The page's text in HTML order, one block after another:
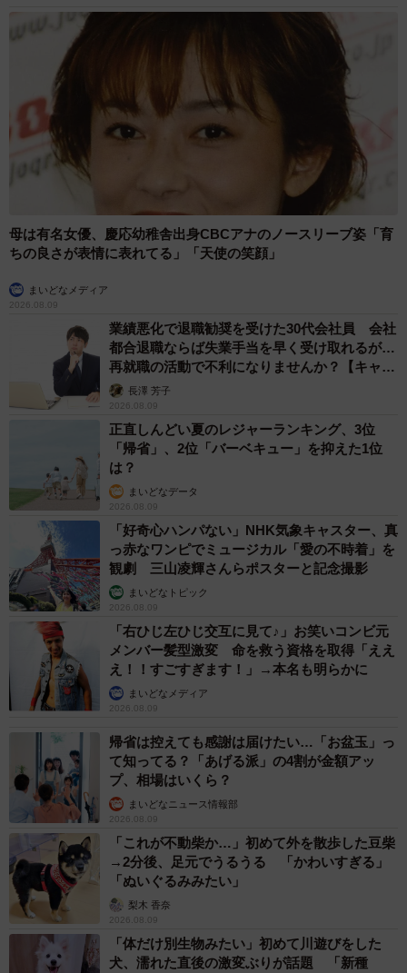
母は有名女優、慶応幼稚舎出身CBCアナのノースリーブ姿「育
ちの良さが表情に表れてる」「天使の笑顔」
まいどなメディア
2026.08.09
業績悪化で退職勧奨を受けた30代会社員 会社
都合退職ならば失業手当を早く受け取れるが…
再就職の活動で不利になりませんか？【キャリ
アカウンセラーが解説】
長澤 芳子
2026.08.09
正直しんどい夏のレジャーランキング、3位
「帰省」、2位「バーベキュー」を抑えた1位
は？
まいどなデータ
2026.08.09
「好奇心ハンパない」NHK気象キャスター、真
っ赤なワンピでミュージカル「愛の不時着」を
観劇 三山凌輝さんらポスターと記念撮影
まいどなトピック
2026.08.09
「右ひじ左ひじ交互に見て♪」お笑いコンビ元
メンバー髪型激変 命を救う資格を取得「ええ
え！！すごすぎます！」→本名も明らかに
まいどなメディア
2026.08.09
帰省は控えても感謝は届けたい…「お盆玉」っ
て知ってる？「あげる派」の4割が金額アッ
プ、相場はいくら？
まいどなニュース情報部
2026.08.09
「これが不動柴か…」初めて外を散歩した豆柴
→2分後、足元でうるうる 「かわいすぎる」
「ぬいぐるみみたい」
梨木 香奈
2026.08.09
「体だけ別生物みたい」初めて川遊びをした
犬、濡れた直後の激変ぶりが話題 「新種